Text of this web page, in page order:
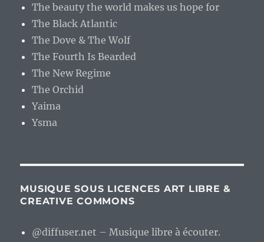
The beauty the world makes us hope for
The Black Atlantic
The Dove & The Wolf
The Fourth Is Bearded
The New Regime
The Orchid
Yaima
Ysma
MUSIQUE SOUS LICENCES ART LIBRE &
CREATIVE COMMONS
@diffuser.net – Musique libre à écouter.